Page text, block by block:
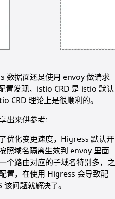
数据面还是使用 envoy 做请求
置发现，istio CRD 是 istio 默认
CRD 理论上是很顺利的。
出来供参考:
优化变更速度，Higress 默认开
照域名隔离生效到 envoy 里面
个路由对应的子域名特别多，之
置，在使用 Higress 会导致配
问题就解决了。